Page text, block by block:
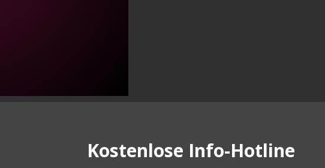
Kostenlose Info-Hotline